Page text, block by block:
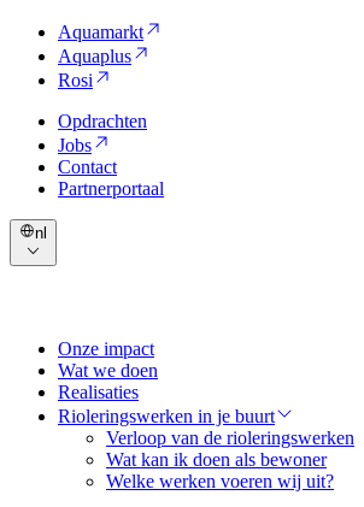
Aquamarkt
Aquaplus
Rosi
Opdrachten
Jobs
Contact
Partnerportaal
nl
Onze impact
Wat we doen
Realisaties
Rioleringswerken in je buurt
Verloop van de rioleringswerken
Wat kan ik doen als bewoner
Welke werken voeren wij uit?